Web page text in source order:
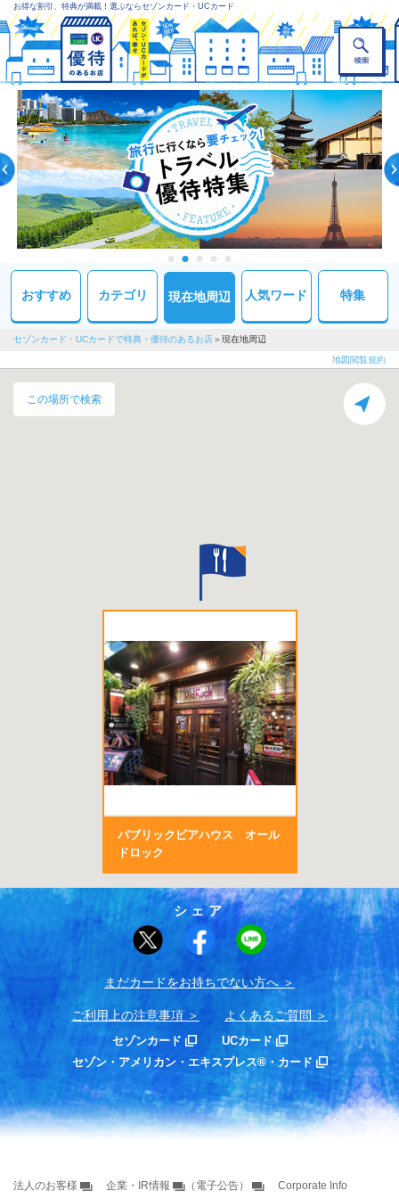
お得な割引、特典が満載！選ぶならセゾンカード・UCカード
おすすめ カテゴリ 現在地周辺 人気ワード 特集
セゾンカード・UCカードで特典・優待のあるお店 現在地周辺
地図閲覧規約
この場所で検索
パブリックビアハウス オール
ドロック
シェア
まだカードをお持ちでない⽅へ
ご利用上の注意事項 よくあるご質問
セゾンカード
UCカード
セゾン・アメリカン・エキスプレス®・カード
法人のお客様 企業・IR情報 （電子公告） Corporate Info